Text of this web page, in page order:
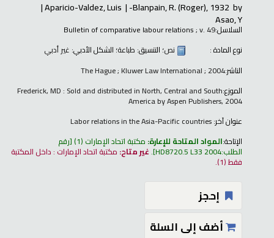
by
Blanpain, R. (Roger), 1932-
Aparicio-Valdez, Luis
Asao, Y
السلاسل: Bulletin of comparative labour relations; v. 49
نوع المادة :
نص؛ التنسيق: طباعة؛ الشكل الأدبي: غير أدبي
الناشر:The Hague ; Kluwer Law International ; 2004
الموزع:Frederick, MD : Sold and distributed in North, Central and South
America by Aspen Publishers, 2004
عنوان آخر:Labor relations in the Asia-Pacific countries
الإتاحة:المواد المتاحة للإعارة: مكتبة اتحاد الإمارات (1) رقم
الطلب:HD8720.5 L33 2004
.غير متاح: مكتبة اتحاد الإمارات : داخل المكتبة
فقط(1).
إحجز
أضف إلى السلة